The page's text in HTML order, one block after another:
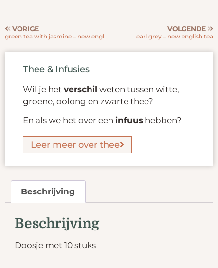
VORIGE
green tea with jasmine – new english tea
VOLGENDE
earl grey – new english tea
Thee & Infusies
Wil je het verschil weten tussen witte,
groene, oolong en zwarte thee?
En als we het over een infuus hebben?
Leer meer over thee
Beschrijving
Beschrijving
Doosje met 10 stuks